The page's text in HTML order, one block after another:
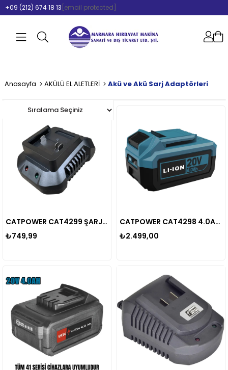
+09 (212) 674 18 13 [email protected]
Anasayfa AKÜLÜ EL ALETLERİ Akü ve Akü Sarj Adaptörleri
CATPOWER CAT4299 ŞARJ CİHAZI
₺749,99
CATPOWER CAT4298 4.0Ah AKÜ
₺2.499,00